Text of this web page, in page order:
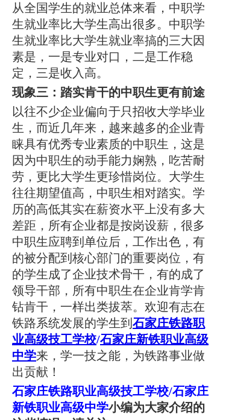
从全国学生的就业总体来看，中职学
生就业率比大学生高出很多。中职学
生就业率比大学生就业率搞的三大因
素是，一是专业对口，二是工作稳
定，三是收入高。
现象三：踏实肯干的中职生更有前途
以往不少企业偏向于只招收大学毕业
生，而近几年来，越来越多的企业青
睐具有优秀专业素质的中职生，这是
因为中职生的动手能力娴熟，吃苦耐
劳，更比大学生更珍惜岗位。大学生
往往期望值高，中职生相对踏实。学
历的高低其实在薪资水平上没有多大
差距，所有企业都是按岗设薪，很多
中职生应聘到单位后，工作出色，有
的被分配到核心部门的重要岗位，有
的学生成了企业技术骨干，有的成了
领导干部，所有中职生在企业肯学肯
钻肯干，一样出类拔萃。欢迎有志在
铁路系统发展的学生到 石家庄铁路职
业高级技工学校/石家庄新铁职业高级
中学来，学一技之能，为铁路事业做
出贡献！
石家庄铁路职业高级技工学校/石家庄
新铁职业高级中学小编为大家介绍的